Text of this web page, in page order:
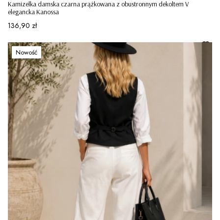
Kamizelka damska czarna prążkowana z obustronnym dekoltem V
elegancka Kanossa
Cena
136,90 zł
Nowość